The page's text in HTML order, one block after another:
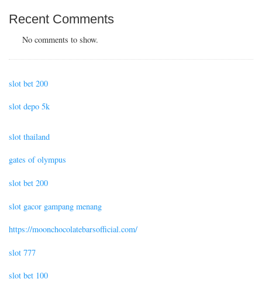
Recent Comments
No comments to show.
slot bet 200
slot depo 5k
slot thailand
gates of olympus
slot bet 200
slot gacor gampang menang
https://moonchocolatebarsofficial.com/
slot 777
slot bet 100